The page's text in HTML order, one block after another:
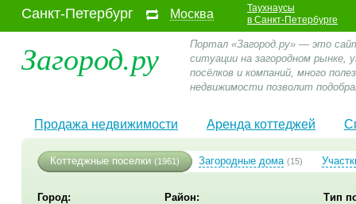
Санкт-Петербург Москва
Таухнаусы
в Санкт-Петербурге
Загород.ру
Портал «Загород.ру» — это
ситуации на загородном
посёлков и компаний, много
недвижимости позволит
Продажа недвижимости Аренда коттеджей
Коттеджные поселки (1961) Загородные дома (15)
Город: Район:
Тип